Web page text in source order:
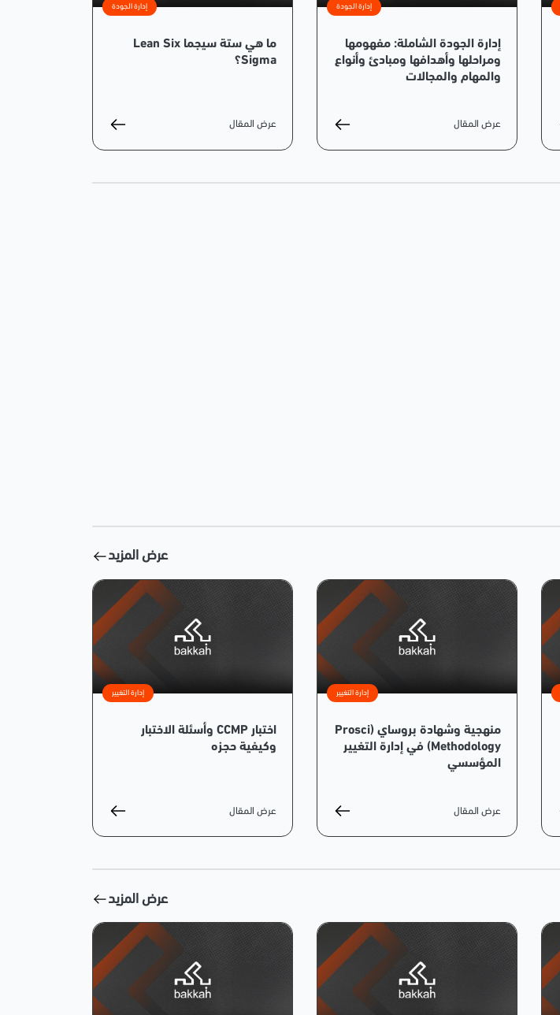
إدارة الجودة
إدارة الجودة الشاملة: مفهومها
ومراحلها وأهدافها ومبادئ وأنواع
والمهام والمجالات
عرض المقال
إدارة الجودة
ما هي ستة سيجما Lean Six
Sigma؟
عرض المقال
عرض المزيد
إدارة التغيير
منهجية وشهادة بروساي (Prosci
Methodology) في إدارة التغيير
المؤسسي
عرض المقال
إدارة التغيير
اختبار CCMP وأسئلة الاختبار
وكيفية حجزه
عرض المقال
عرض المزيد